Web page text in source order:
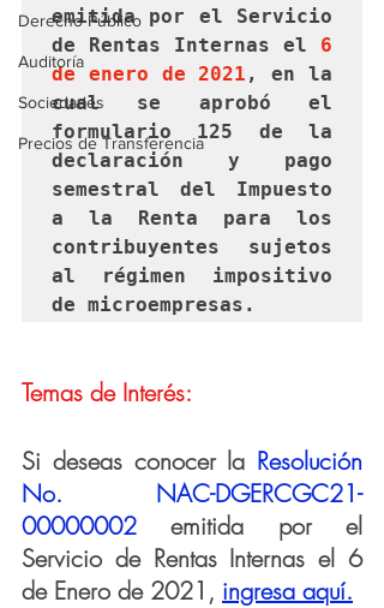
Derecho Público
Auditoría
Sociedades
Precios de Transferencia
emitida por el Servicio
de Rentas Internas el 6
de enero de 2021 , en la
cual se aprobó el
formulario 125 de la
declaración y pago
semestral del Impuesto
a la Renta para los
contribuyentes sujetos
al régimen impositivo
de microempresas.
Temas de Interés:
Si deseas conocer la Resolución
No. NAC-DGERCGC21-
00000002
emitida por el
Servicio de Rentas Internas el 6
de Enero de 2021 , ingresa aquí.